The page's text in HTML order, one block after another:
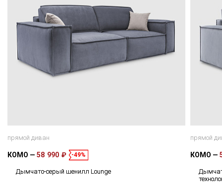
прямой диван
КОМО 58 990 ₽ -49%
Дымчато-серый шенилл Lounge
прямой
КОМО